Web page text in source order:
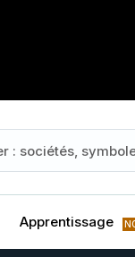
Apprentissage